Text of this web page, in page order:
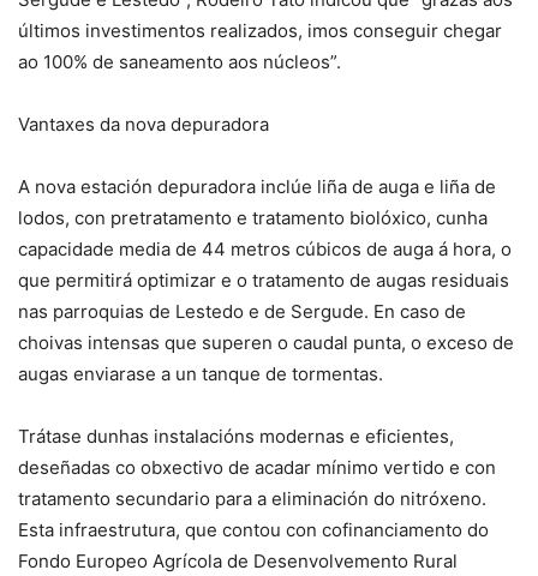
últimos investimentos realizados, imos conseguir chegar
ao 100% de saneamento aos núcleos”.
Vantaxes da nova depuradora
A nova estación depuradora inclúe liña de auga e liña de
lodos, con pretratamento e tratamento biolóxico, cunha
capacidade media de 44 metros cúbicos de auga á hora, o
que permitirá optimizar e o tratamento de augas residuais
nas parroquias de Lestedo e de Sergude. En caso de
choivas intensas que superen o caudal punta, o exceso de
augas enviarase a un tanque de tormentas.
Trátase dunhas instalacións modernas e eficientes,
deseñadas co obxectivo de acadar mínimo vertido e con
tratamento secundario para a eliminación do nitróxeno.
Esta infraestrutura, que contou con cofinanciamento do
Fondo Europeo Agrícola de Desenvolvemento Rural